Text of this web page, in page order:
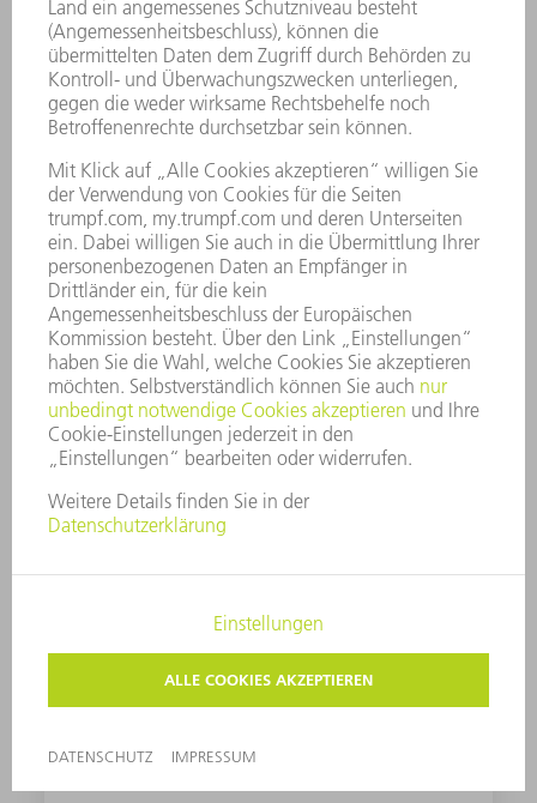
SCANNERSCHWEISSEN
Mehr erfahren
SCHNEIDEN VON FASERVERSTÄRKTEN
KUNSTSTOFFEN